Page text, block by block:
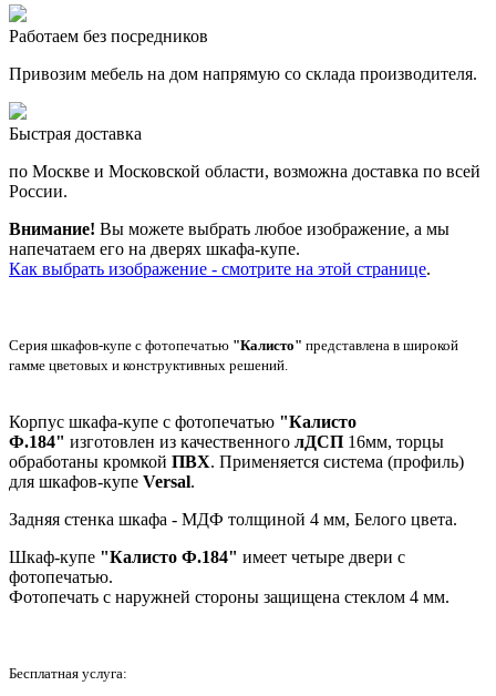
Работаем без посредников
Привозим мебель на дом напрямую со склада производителя.
Быстрая доставка
по Москве и Московской области, возможна доставка по всей
России.
Внимание! Вы можете выбрать любое изображение, а мы
напечатаем его на дверях шкафа-купе.
Как выбрать изображение - смотрите на этой странице.
Серия шкафов-купе с фотопечатью "Калисто" представлена в широкой
гамме цветовых и конструктивных решений.
Корпус шкафа-купе с фотопечатью "Калисто
Ф.184" изготовлен из качественного лДСП 16мм, торцы
обработаны кромкой ПВХ. Применяется система (профиль)
для шкафов-купе Versal.
Задняя стенка шкафа - МДФ толщиной 4 мм, Белого цвета.
Шкаф-купе "Калисто Ф.184" имеет четыре двери с
фотопечатью.
Фотопечать с наружней стороны защищена стеклом 4 мм.
Бесплатная услуга: